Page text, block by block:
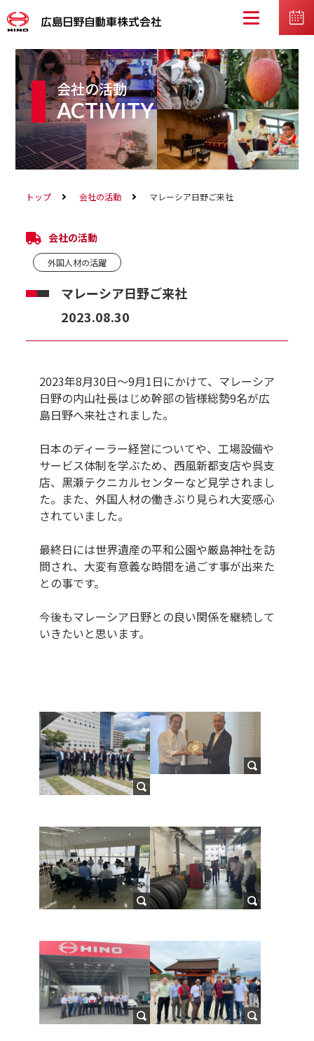
会社の活動
ACTIVITY
トップ 会社の活動 マレーシア日野ご来社
会社の活動
外国人材の活躍
マレーシア日野ご来社
2023.08.30
2023年8月30日～9月1日にかけて、マレーシア
日野の内山社長はじめ幹部の皆様総勢9名が広
島日野へ来社されました。
日本のディーラー経営についてや、工場設備や
サービス体制を学ぶため、西風新都支店や呉支
店、黒瀬テクニカルセンターなど見学されまし
た。また、外国人材の働きぶり見られ大変感心
されていました。
最終日には世界遺産の平和公園や厳島神社を訪
問され、大変有意義な時間を過ごす事が出来た
との事です。
今後もマレーシア日野との良い関係を継続して
いきたいと思います。